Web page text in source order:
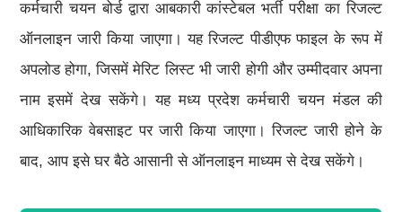
कर्मचारी चयन बोर्ड द्वारा आबकारी कांस्टेबल भर्ती परीक्षा का रिजल्ट
ऑनलाइन जारी किया जाएगा। यह रिजल्ट पीडीएफ फाइल के रूप में
अपलोड होगा, जिसमें मेरिट लिस्ट भी जारी होगी और उम्मीदवार अपना
नाम इसमें देख सकेंगे। यह मध्य प्रदेश कर्मचारी चयन मंडल की
आधिकारिक वेबसाइट पर जारी किया जाएगा। रिजल्ट जारी होने के
बाद, आप इसे घर बैठे आसानी से ऑनलाइन माध्यम से देख सकेंगे।